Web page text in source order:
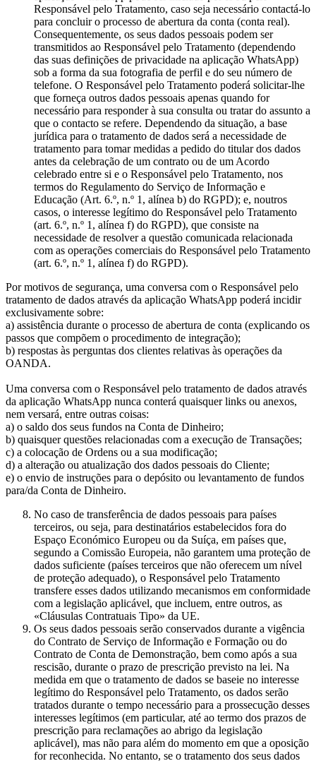
Responsável pelo Tratamento, caso seja necessário contactá-lo
para concluir o processo de abertura da conta (conta real).
Consequentemente, os seus dados pessoais podem ser
transmitidos ao Responsável pelo Tratamento (dependendo
das suas definições de privacidade na aplicação WhatsApp)
sob a forma da sua fotografia de perfil e do seu número de
telefone. O Responsável pelo Tratamento poderá solicitar-lhe
que forneça outros dados pessoais apenas quando for
necessário para responder à sua consulta ou tratar do assunto a
que o contacto se refere. Dependendo da situação, a base
jurídica para o tratamento de dados será a necessidade de
tratamento para tomar medidas a pedido do titular dos dados
antes da celebração de um contrato ou de um Acordo
celebrado entre si e o Responsável pelo Tratamento, nos
termos do Regulamento do Serviço de Informação e
Educação (Art. 6.º, n.º 1, alínea b) do RGPD); e, noutros
casos, o interesse legítimo do Responsável pelo Tratamento
(art. 6.º, n.º 1, alínea f) do RGPD), que consiste na
necessidade de resolver a questão comunicada relacionada
com as operações comerciais do Responsável pelo Tratamento
(art. 6.º, n.º 1, alínea f) do RGPD).
Por motivos de segurança, uma conversa com o Responsável pelo
tratamento de dados através da aplicação WhatsApp poderá incidir
exclusivamente sobre:
a) assistência durante o processo de abertura de conta (explicando os
passos que compõem o procedimento de integração);
b) respostas às perguntas dos clientes relativas às operações da
OANDA.
Uma conversa com o Responsável pelo tratamento de dados através
da aplicação WhatsApp nunca conterá quaisquer links ou anexos,
nem versará, entre outras coisas:
a) o saldo dos seus fundos na Conta de Dinheiro;
b) quaisquer questões relacionadas com a execução de Transações;
c) a colocação de Ordens ou a sua modificação;
d) a alteração ou atualização dos dados pessoais do Cliente;
e) o envio de instruções para o depósito ou levantamento de fundos
para/da Conta de Dinheiro.
No caso de transferência de dados pessoais para países
terceiros, ou seja, para destinatários estabelecidos fora do
Espaço Económico Europeu ou da Suíça, em países que,
segundo a Comissão Europeia, não garantem uma proteção de
dados suficiente (países terceiros que não oferecem um nível
de proteção adequado), o Responsável pelo Tratamento
transfere esses dados utilizando mecanismos em conformidade
com a legislação aplicável, que incluem, entre outros, as
«Cláusulas Contratuais Tipo» da UE.
Os seus dados pessoais serão conservados durante a vigência
do Contrato de Serviço de Informação e Formação ou do
Contrato de Conta de Demonstração, bem como após a sua
rescisão, durante o prazo de prescrição previsto na lei. Na
medida em que o tratamento de dados se baseie no interesse
legítimo do Responsável pelo Tratamento, os dados serão
tratados durante o tempo necessário para a prossecução desses
interesses legítimos (em particular, até ao termo dos prazos de
prescrição para reclamações ao abrigo da legislação
aplicável), mas não para além do momento em que a oposição
for reconhecida. No entanto, se o tratamento dos seus dados